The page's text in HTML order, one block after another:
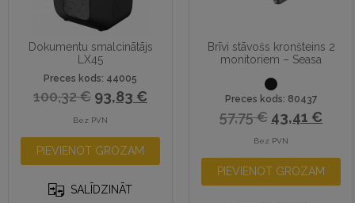
Dokumentu smalcinātājs
LX45
Preces kods: 44005
100,32€ 93,83 €
Bez PVN
PIEVIENOT GROZAM
SALĪDZINĀT
Brīvi stāvošs kronšteins 2
monitoriem – Seasa
Preces kods: 80437
57,75€ 43,41 €
Bez PVN
PIEVIENOT GROZAM